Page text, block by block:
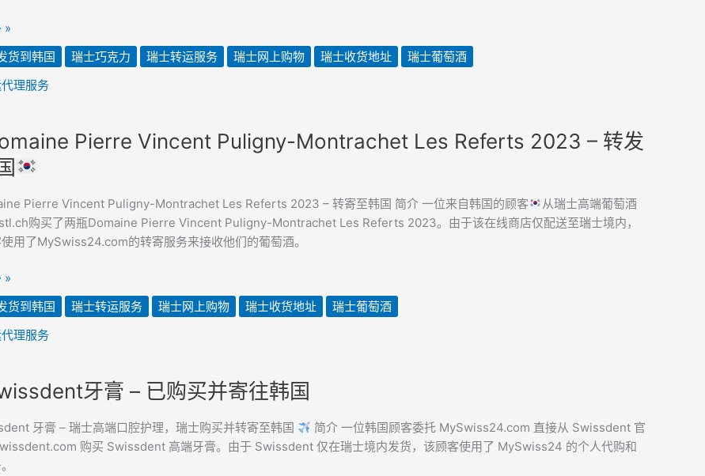
»
货到韩国
瑞士巧克力 瑞士转运服务 瑞士网上购物 瑞士收货地址
瑞士葡萄酒
理服务
Pierre Vincent Puligny-Montrachet Les Referts 2023 – 转发
Pierre Vincent Puligny-Montrachet Les Referts 2023 – 转寄至韩国 简介 一位来自韩国的顾客
从瑞士高端葡萄酒
购买了两瓶Domaine Pierre Vincent Puligny-Montrachet Les Referts 2023。由于该在线商店仅配送至瑞士境内，
用了MySwiss24.com的转寄服务来接收他们的葡萄酒。
»
货到韩国
瑞士转运服务 瑞士网上购物 瑞士收货地址
瑞士葡萄酒
理服务
牙膏 – 已购买并寄往韩国
牙膏 – 瑞士高端口腔护理，瑞士购买并转寄至韩国
简介 一位韩国顾客委托 MySwiss24.com 直接从 Swissdent 官
购买 Swissdent 高端牙膏。由于 Swissdent 仅在瑞士境内发货，该顾客使用了 MySwiss24 的个人代购和